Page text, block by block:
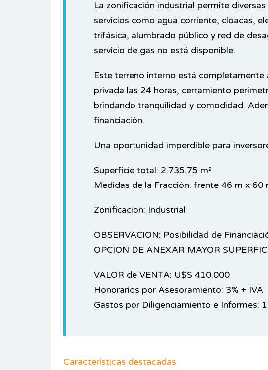
La zonificación industrial permite
servicios como agua corriente, cloacas,
trifásica, alumbrado público y red de
servicio de gas no está disponible.
Este terreno interno está
privada las 24 horas, cerramiento
brindando tranquilidad y comodidad.
financiación.
Una oportunidad imperdible para
Superficie total: 2.735.75 m²
Medidas de la Fracción: frente 46 m x 60
Zonificacion: Industrial
OBSERVACION: Posibilidad de
OPCION DE ANEXAR MAYOR
VALOR de VENTA: U$S 410.000
Honorarios por Asesoramiento: 3% + IVA
Gastos por Diligenciamiento e Informes:
Características destacadas